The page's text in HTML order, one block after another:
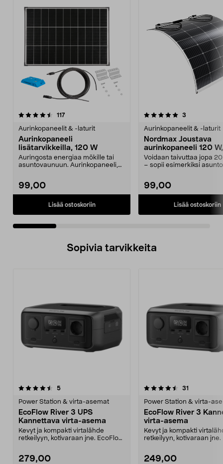
117arvostelut
Aurinkopaneelit & -laturit
Aurinkopaneeli
lisätarvikkeilla, 120 W
Auringosta energiaa mökille tai
asuntovaunuun. Aurinkopaneeli,
99,00
Lisää ostoskoriin
5.0 viidestä
3
Aurinkopaneelit & -laturit
Nordmax Joustava
aurinkopaneeli 120 W,
NM120FLW
Voidaan taivuttaa jopa
– sopii esimerkiksi
99,00
Lisää ostoskoriin
4.0 viidestä
Sopivia tarvikkeita
5arvostelut
Power Station & virta-asemat
EcoFlow River 3 UPS
Kannettava virta-asema
Kevyt ja kompakti virtalähde
retkeilyyn, kotivaraan jne. EcoFlow
279,00
4.5viidestä
31
Power Station & virta-
EcoFlow River 3
virta-asema
Kevyt ja kompakti
retkeilyyn, kotivaraan jne.
249,00